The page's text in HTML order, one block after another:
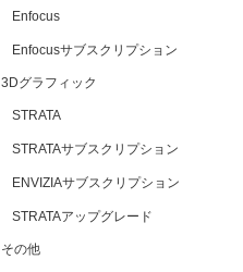
Enfocus
Enfocusサブスクリプション
3Dグラフィック
STRATA
STRATAサブスクリプション
ENVIZIAサブスクリプション
STRATAアップグレード
その他